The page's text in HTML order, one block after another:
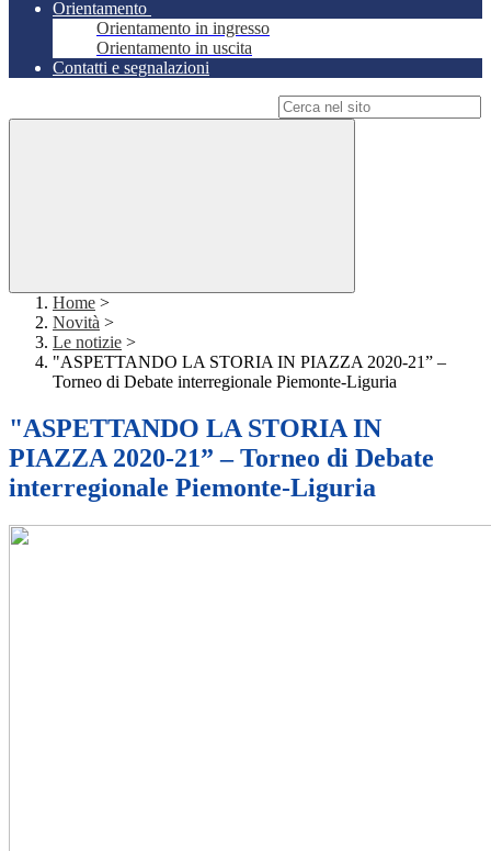
Orientamento
Orientamento in ingresso
Orientamento in uscita
Contatti e segnalazioni
Home >
Novità >
Le notizie >
"ASPETTANDO LA STORIA IN PIAZZA 2020-21” –
Torneo di Debate interregionale Piemonte-Liguria
"ASPETTANDO LA STORIA IN
PIAZZA 2020-21” – Torneo di Debate
interregionale Piemonte-Liguria